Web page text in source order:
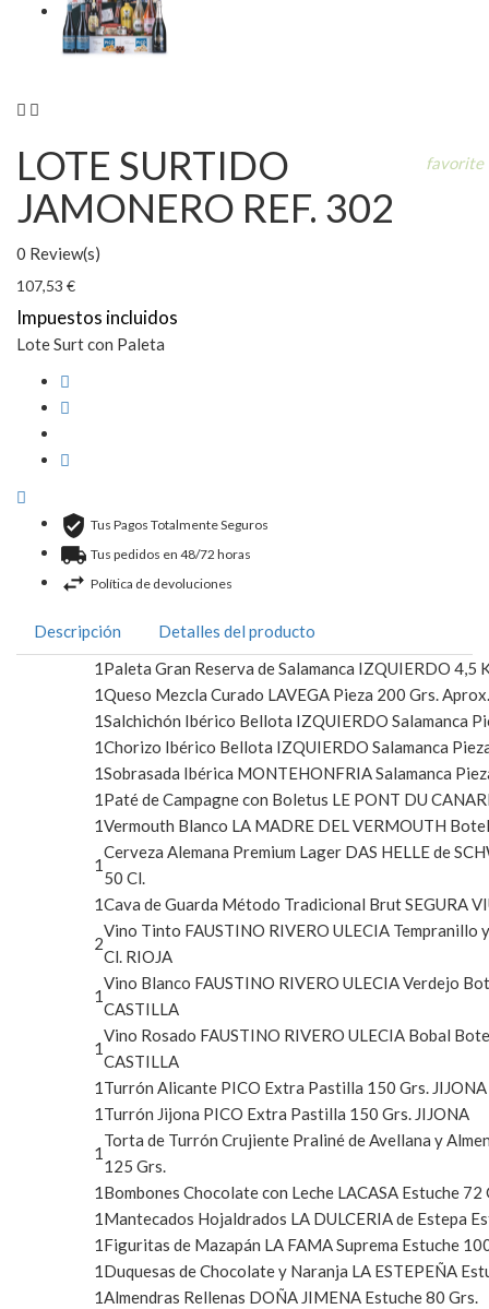
 
LOTE SURTIDO
JAMONERO REF. 302
0 Review(s)
107,53 €
Impuestos incluidos
Lote Surt con Paleta
favorite
Tus Pagos Totalmente Seguros
Tus pedidos en 48/72 horas
Política de devoluciones
Descripción
Detalles del producto
1Paleta Gran Reserva de Salamanca IZQUIERDO 4,5
1Queso Mezcla Curado LAVEGA Pieza 200 Grs.
1Salchichón Ibérico Bellota IZQUIERDO Salamanca
1Chorizo Ibérico Bellota IZQUIERDO Salamanca
1Sobrasada Ibérica MONTEHONFRIA Salamanca
1Paté de Campagne con Boletus LE PONT DU
1Vermouth Blanco LA MADRE DEL VERMOUTH
1
Cerveza Alemana Premium Lager DAS HELLE de
50 Cl.
1Cava de Guarda Método Tradicional Brut SEGURA
2
Vino Tinto FAUSTINO RIVERO ULECIA Tempranillo
Cl. RIOJA
1
Vino Blanco FAUSTINO RIVERO ULECIA Verdejo
CASTILLA
1
Vino Rosado FAUSTINO RIVERO ULECIA Bobal
CASTILLA
1Turrón Alicante PICO Extra Pastilla 150 Grs. JIJONA
1Turrón Jijona PICO Extra Pastilla 150 Grs. JIJONA
1
Torta de Turrón Crujiente Praliné de Avellana y
125 Grs.
1Bombones Chocolate con Leche LACASA Estuche 72
1Mantecados Hojaldrados LA DULCERIA de Estepa
1Figuritas de Mazapán LA FAMA Suprema Estuche
1Duquesas de Chocolate y Naranja LA ESTEPEÑA
1Almendras Rellenas DOÑA JIMENA Estuche 80 Grs.